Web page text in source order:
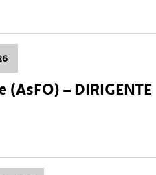
– DIRIGENTE